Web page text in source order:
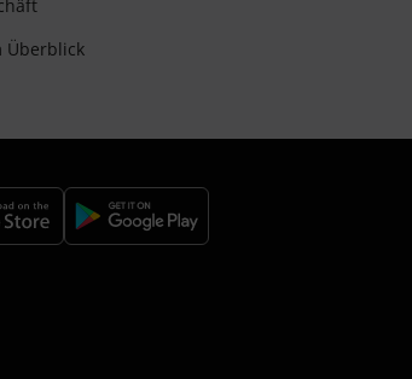
Überblick